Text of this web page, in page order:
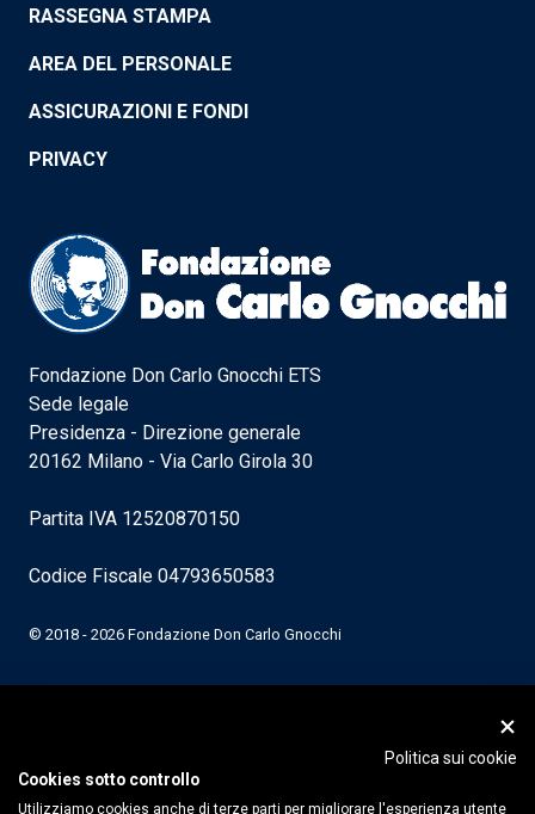
RASSEGNA STAMPA
AREA DEL PERSONALE
ASSICURAZIONI E FONDI
PRIVACY
Fondazione Don Carlo Gnocchi ETS
Sede legale
Presidenza - Direzione generale
20162 Milano - Via Carlo Girola 30
Partita IVA 12520870150
Codice Fiscale 04793650583
© 2018 - 2026 Fondazione Don Carlo Gnocchi
Politica sui cookie
Cookies sotto controllo
Utilizziamo cookies anche di terze parti per migliorare l'esperienza utente